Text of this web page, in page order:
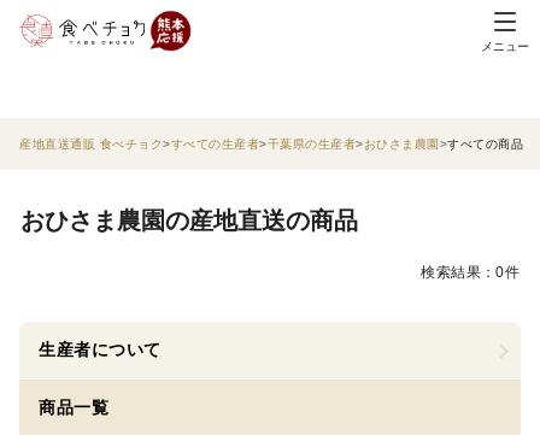
メニュー
産地直送通販 食べチョク すべての生産者 千葉県の生産者 おひさま農園 すべての商品
おひさま農園の産地直送の商品
検索結果：0件
生産者について
商品一覧